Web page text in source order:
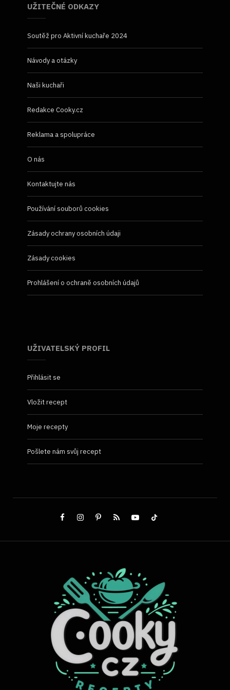
UŽITEČNÉ ODKAZY
Soutěž pro Aktivní kuchaře 2024
Návody a otázky
Naši kuchaři
Redakce Cooky.cz
Reklama a spolupráce
O nás
Kontaktujte nás
Používání souborů cookies
Zásady ochrany osobních údaji
Zásady cookies
Prohlášení o ochraně osobních údajů
UŽIVATELSKÝ PROFIL
Přihlásit se
Vložit recept
Moje recepty
Pošlete nám svůj recept